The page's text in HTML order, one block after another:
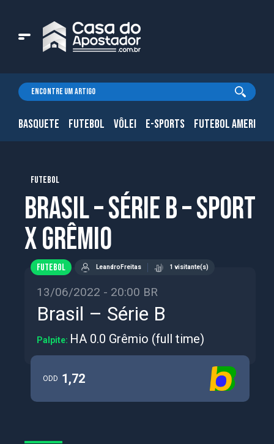
BASQUETE FUTEBOL VÔLEI E-SPORTS FUTEBOL
FUTEBOL
Brasil – Série B – Sport
x Grêmio
FUTEBOL LeandroFreitas 1 visitante(s)
13/06/2022 - 20:00 BR
Brasil – Série B
Palpite: HA 0.0 Grêmio (full time)
ODD 1,72